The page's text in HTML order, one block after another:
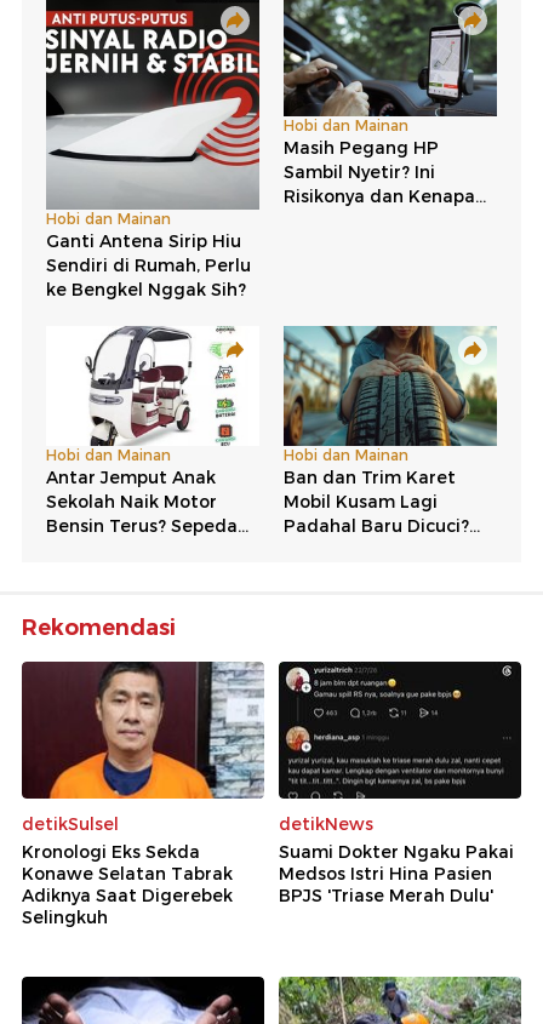
Rekomendasi
detikSulsel
Kronologi Eks Sekda
Konawe Selatan Tabrak
Adiknya Saat Digerebek
Selingkuh
detikNews
Suami Dokter Ngaku Pakai
Medsos Istri Hina Pasien
BPJS 'Triase Merah Dulu'